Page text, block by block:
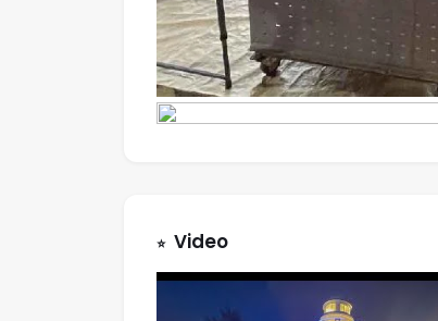
Video